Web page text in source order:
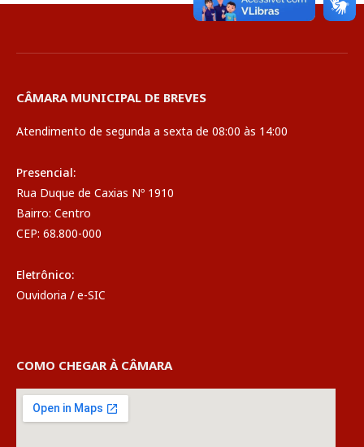
CÂMARA MUNICIPAL DE BREVES
Atendimento de segunda a sexta de 08:00 às 14:00
Presencial:
Rua Duque de Caxias Nº 1910
Bairro: Centro
CEP: 68.800-000
Eletrônico:
Ouvidoria / e-SIC
COMO CHEGAR À CÂMARA